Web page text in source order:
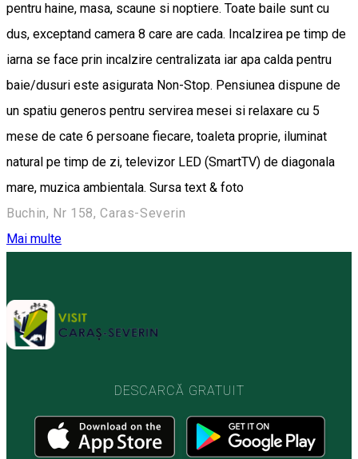
pentru haine, masa, scaune si noptiere. Toate baile sunt cu
dus, exceptand camera 8 care are cada. Incalzirea pe timp de
iarna se face prin incalzire centralizata iar apa calda pentru
baie/dusuri este asigurata Non-Stop. Pensiunea dispune de
un spatiu generos pentru servirea mesei si relaxare cu 5
mese de cate 6 persoane fiecare, toaleta proprie, iluminat
natural pe timp de zi, televizor LED (SmartTV) de diagonala
mare, muzica ambientala. Sursa text & foto
Buchin, Nr 158, Caras-Severin
Mai multe
DESCARCĂ GRATUIT